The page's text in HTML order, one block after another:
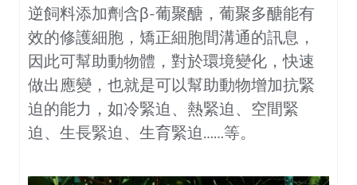
逆飼料添加劑含β-葡聚醣，葡聚多醣能有
效的修護細胞，矯正細胞間溝通的訊息，
因此可幫助動物體，對於環境變化，快速
做出應變，也就是可以幫助動物增加抗緊
迫的能力，如冷緊迫、熱緊迫、空間緊
迫、生長緊迫、生育緊迫……等。